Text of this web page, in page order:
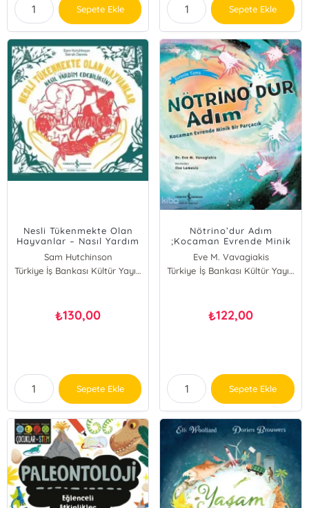
Sepete Ekle Sepete Ekle
Nesli Tükenmekte Olan
Hayvanlar – Nasıl Yardım
Edebilirsin?
Sam Hutchinson
Türkiye İş Bankası Kültür Yayınları
₺130,00
Sepete Ekle
Nötrino’dur Adım
;Kocaman Evrende Minik
Bir Parçacık
Eve M. Vavagiakis
Türkiye İş Bankası Kültür Yayınları
₺122,00
Sepete Ekle